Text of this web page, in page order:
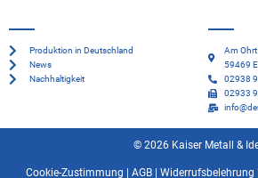
Produktion in Deutschland
News
Nachhaltigkeit
Am Ohrt
59469
02938
02933
© 2026 Kaiser Metall &
Cookie-Zustimmung AGB| Widerrufsbelehrung